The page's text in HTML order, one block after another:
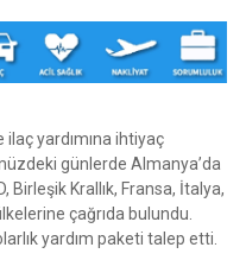
yardımına ihtiyaç
günlerde Almanya’da
Krallık, Fransa, İtalya,
çağrıda bulundu.
yardım paketi talep etti.